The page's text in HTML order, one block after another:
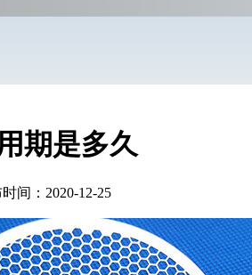
期是多久
间：2020-12-25